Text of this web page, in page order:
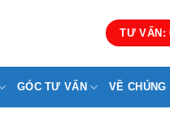
TƯ VẤN:
GÓC TƯ VẤN VỀ CHÚNG